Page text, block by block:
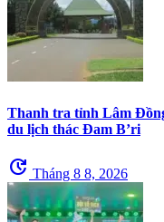
Thanh tra tỉnh Lâm
du lịch thác Đam B’ri
update Tháng 8 8, 2026